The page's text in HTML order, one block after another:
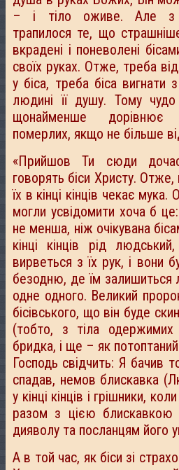
– і тіло оживе. Але з
трапилося те, що
вкрадені і поневолені
своїх руках. Отже, треба
у біса, треба біса вигнати
людині її душу. Тому чудо
щонайменше дорівнює
померлих, якщо не більше
«Прийшов Ти сюди
говорять біси Христу.
їх в кінці кінців чекає
могли усвідомити хоча б
не менша, ніж очікувана
кінці кінців рід
вирветься з їх рук, і вони
безодню, де їм залишиться
одне одного. Великий
бісівського, що він буде
(тобто, з тіла
бридка, і ще – як
Господь свідчить: Я бачив
спадав, немов блискавка
у кінці кінців і грішники,
разом з цією блискавкою
дияволу та посланцям його
А в той час, як біси зі